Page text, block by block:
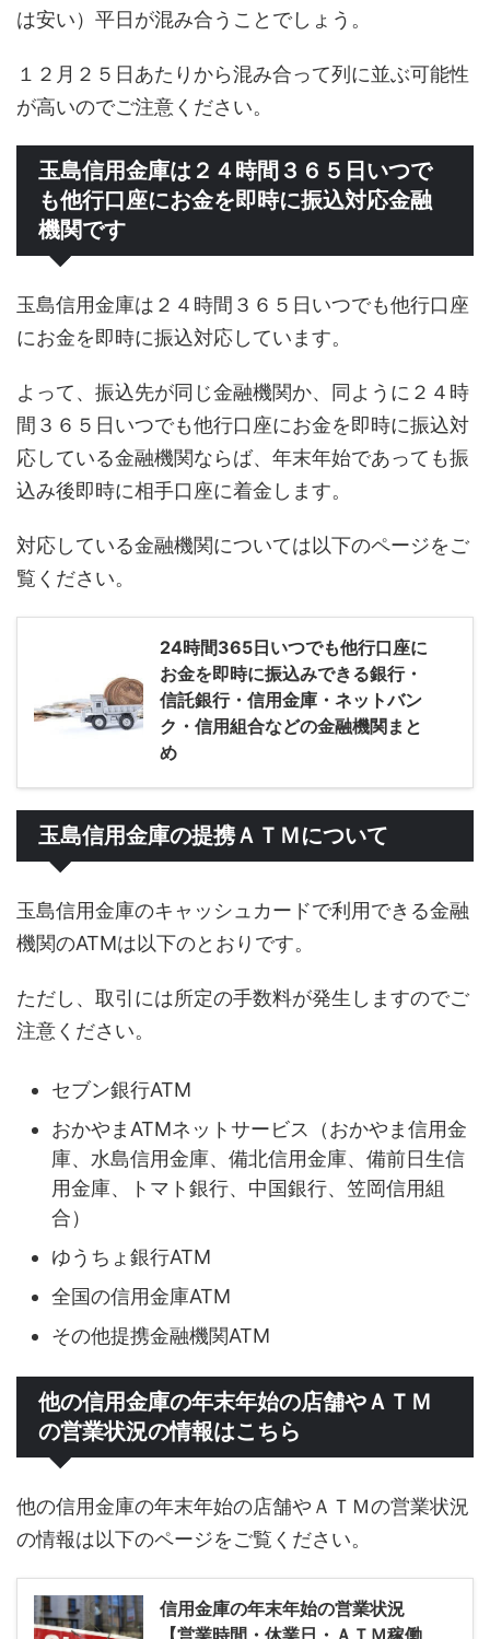
は安い）平日が混み合うことでしょう。
１２月２５日あたりから混み合って列に並ぶ可能性
が高いのでご注意ください。
玉島信用金庫は２４時間３６５日いつで
も他行口座にお金を即時に振込対応金融
機関です
玉島信用金庫は２４時間３６５日いつでも他行口座
にお金を即時に振込対応しています。
よって、振込先が同じ金融機関か、同ように２４時
間３６５日いつでも他行口座にお金を即時に振込対
応している金融機関ならば、年末年始であっても振
込み後即時に相手口座に着金します。
対応している金融機関については以下のページをご
覧ください。
24時間365日いつでも他行口座に
お金を即時に振込みできる銀行・
信託銀行・信用金庫・ネットバン
ク・信用組合などの金融機関まと
め
玉島信用金庫の提携ＡＴＭについて
玉島信用金庫のキャッシュカードで利用できる金融
機関のATMは以下のとおりです。
ただし、取引には所定の手数料が発生しますのでご
注意ください。
セブン銀行ATM
おかやまATMネットサービス（おかやま信用金
庫、水島信用金庫、備北信用金庫、備前日生信
用金庫、トマト銀行、中国銀行、笠岡信用組
合）
ゆうちょ銀行ATM
全国の信用金庫ATM
その他提携金融機関ATM
他の信用金庫の年末年始の店舗やＡＴＭ
の営業状況の情報はこちら
他の信用金庫の年末年始の店舗やＡＴＭの営業状況
の情報は以下のページをご覧ください。
信用金庫の年末年始の営業状況